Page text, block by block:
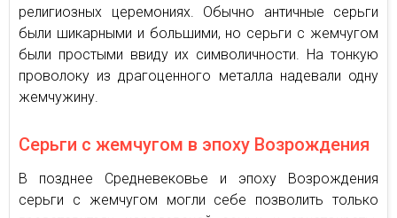
религиозных церемониях. Обычно античные серьги
были шикарными и большими, но серьги с жемчугом
были простыми ввиду их символичности. На тонкую
проволоку из драгоценного металла надевали одну
жемчужину.
Серьги с жемчугом в эпоху Возрождения
В позднее Средневековье и эпоху Возрождения
серьги с жемчугом могли себе позволить только